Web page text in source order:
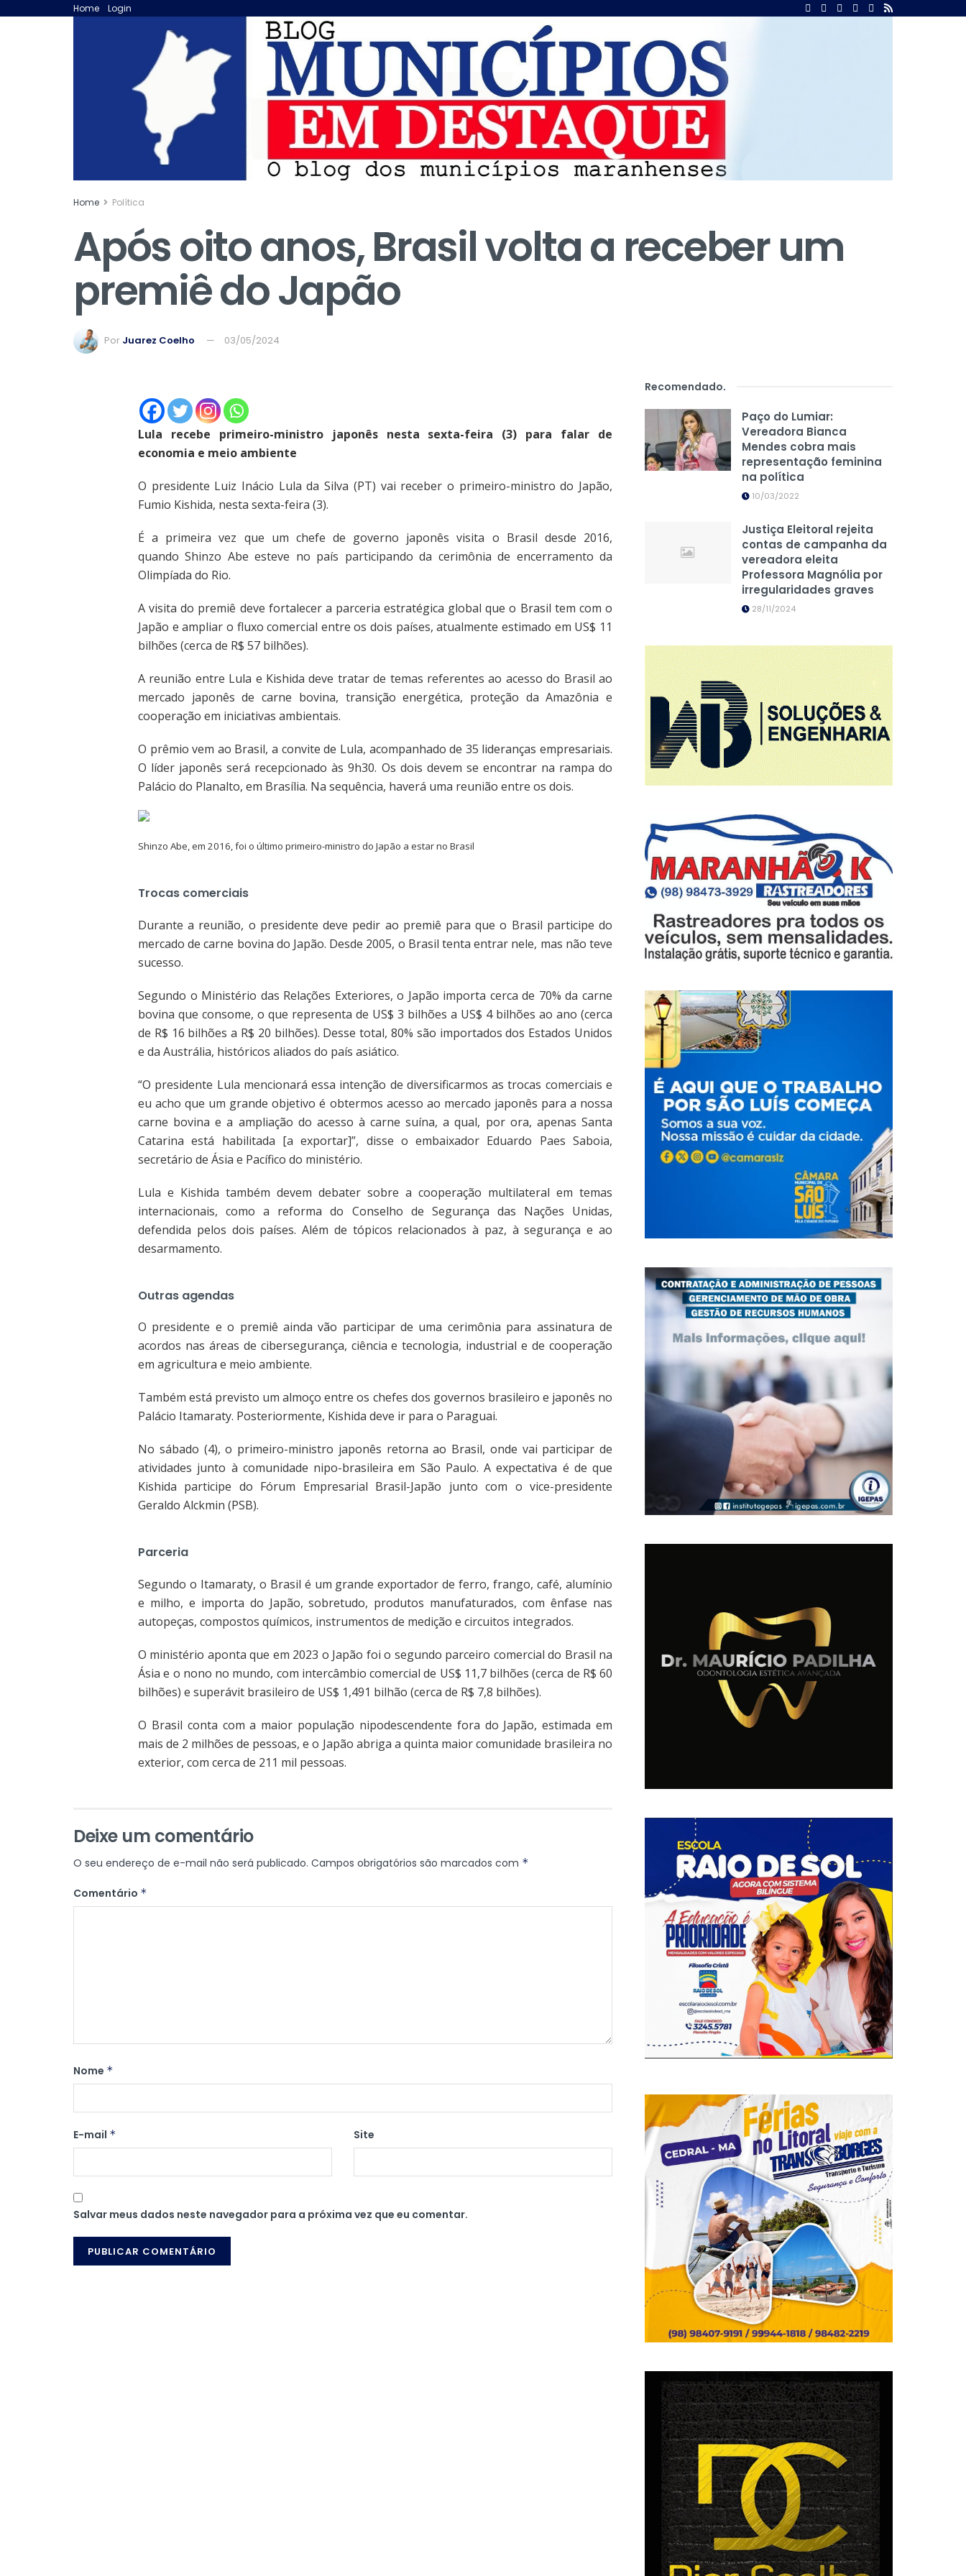
Home Login
Home Política
Após oito anos, Brasil volta a receber um
premiê do Japão
Por Juarez Coelho 03/05/2024
Lula recebe primeiro-ministro japonês nesta sexta-feira (3) para falar de
economia e meio ambiente
O presidente Luiz Inácio Lula da Silva (PT) vai receber o primeiro-ministro do Japão,
Fumio Kishida, nesta sexta-feira (3).
É a primeira vez que um chefe de governo japonês visita o Brasil desde 2016,
quando Shinzo Abe esteve no país participando da cerimônia de encerramento da
Olimpíada do Rio.
A visita do premiê deve fortalecer a parceria estratégica global que o Brasil tem com o
Japão e ampliar o fluxo comercial entre os dois países, atualmente estimado em US$ 11
bilhões (cerca de R$ 57 bilhões).
A reunião entre Lula e Kishida deve tratar de temas referentes ao acesso do Brasil ao
mercado japonês de carne bovina, transição energética, proteção da Amazônia e
cooperação em iniciativas ambientais.
O prêmio vem ao Brasil, a convite de Lula, acompanhado de 35 lideranças empresariais.
O líder japonês será recepcionado às 9h30. Os dois devem se encontrar na rampa do
Palácio do Planalto, em Brasília. Na sequência, haverá uma reunião entre os dois.
Shinzo Abe, em 2016, foi o último primeiro-ministro do Japão a estar no Brasil
Trocas comerciais
Durante a reunião, o presidente deve pedir ao premiê para que o Brasil participe do
mercado de carne bovina do Japão. Desde 2005, o Brasil tenta entrar nele, mas não teve
sucesso.
Segundo o Ministério das Relações Exteriores, o Japão importa cerca de 70% da carne
bovina que consome, o que representa de US$ 3 bilhões a US$ 4 bilhões ao ano (cerca
de R$ 16 bilhões a R$ 20 bilhões). Desse total, 80% são importados dos Estados Unidos
e da Austrália, históricos aliados do país asiático.
“O presidente Lula mencionará essa intenção de diversificarmos as trocas comerciais e
eu acho que um grande objetivo é obtermos acesso ao mercado japonês para a nossa
carne bovina e a ampliação do acesso à carne suína, a qual, por ora, apenas Santa
Catarina está habilitada [a exportar]”, disse o embaixador Eduardo Paes Saboia,
secretário de Ásia e Pacífico do ministério.
Lula e Kishida também devem debater sobre a cooperação multilateral em temas
internacionais, como a reforma do Conselho de Segurança das Nações Unidas,
defendida pelos dois países. Além de tópicos relacionados à paz, à segurança e ao
desarmamento.
Outras agendas
O presidente e o premiê ainda vão participar de uma cerimônia para assinatura de
acordos nas áreas de cibersegurança, ciência e tecnologia, industrial e de cooperação
em agricultura e meio ambiente.
Também está previsto um almoço entre os chefes dos governos brasileiro e japonês no
Palácio Itamaraty. Posteriormente, Kishida deve ir para o Paraguai.
No sábado (4), o primeiro-ministro japonês retorna ao Brasil, onde vai participar de
atividades junto à comunidade nipo-brasileira em São Paulo. A expectativa é de que
Kishida participe do Fórum Empresarial Brasil-Japão junto com o vice-presidente
Geraldo Alckmin (PSB).
Parceria
Segundo o Itamaraty, o Brasil é um grande exportador de ferro, frango, café, alumínio
e milho, e importa do Japão, sobretudo, produtos manufaturados, com ênfase nas
autopeças, compostos químicos, instrumentos de medição e circuitos integrados.
O ministério aponta que em 2023 o Japão foi o segundo parceiro comercial do Brasil na
Ásia e o nono no mundo, com intercâmbio comercial de US$ 11,7 bilhões (cerca de R$ 60
bilhões) e superávit brasileiro de US$ 1,491 bilhão (cerca de R$ 7,8 bilhões).
O Brasil conta com a maior população nipodescendente fora do Japão, estimada em
mais de 2 milhões de pessoas, e o Japão abriga a quinta maior comunidade brasileira no
exterior, com cerca de 211 mil pessoas.
Deixe um comentário
O seu endereço de e-mail não será publicado. Campos obrigatórios são marcados com *
Comentário *
Nome *
E-mail * Site
Salvar meus dados neste navegador para a próxima vez que eu comentar.
Recomendado.
Paço do Lumiar:
Vereadora Bianca
Mendes cobra mais
representação feminina
na política
10/03/2022
Justiça Eleitoral rejeita
contas de campanha da
vereadora eleita
Professora Magnólia por
irregularidades graves
28/11/2024